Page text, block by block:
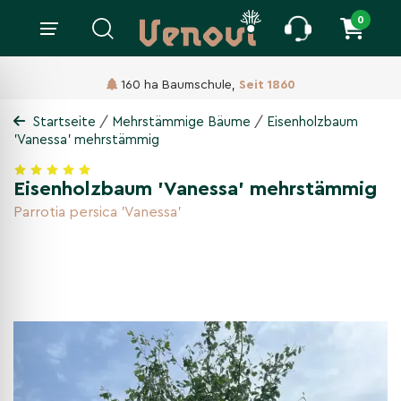
0
160 ha Baumschule, Seit 1860
Startseite / Mehrstämmige Bäume / Eisenholzbaum
'Vanessa' mehrstämmig
Eisenholzbaum 'Vanessa' mehrstämmig
Parrotia persica 'Vanessa'